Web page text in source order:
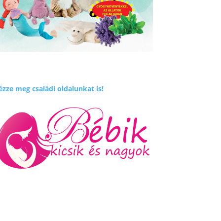
meg családi oldalunkat is!